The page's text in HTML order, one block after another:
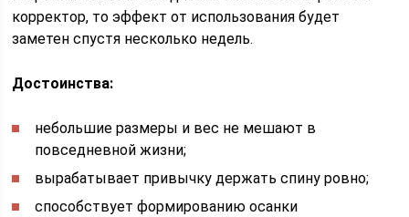
корректор, то эффект от использования будет
заметен спустя несколько недель.
Достоинства:
небольшие размеры и вес не мешают в
повседневной жизни;
вырабатывает привычку держать спину ровно;
способствует формированию осанки